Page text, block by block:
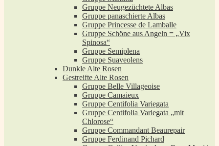
Gruppe Neugezüchtete Albas
Gruppe panaschierte Albas
Gruppe Princesse de Lamballe
Gruppe Schöne aus Angeln = „Vix
Spinosa“
Gruppe Semiplena
Gruppe Suaveolens
Dunkle Alte Rosen
Gestreifte Alte Rosen
Gruppe Belle Villageoise
Gruppe Camaieux
Gruppe Centifolia Variegata
Gruppe Centifolia Variegata „mit
Chlorose“
Gruppe Commandant Beaurepair
Gruppe Ferdinand Pichard